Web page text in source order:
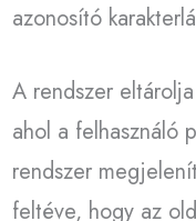
azonosító
A rendszer
ahol a felhasználó
rendszer
feltéve, hogy az